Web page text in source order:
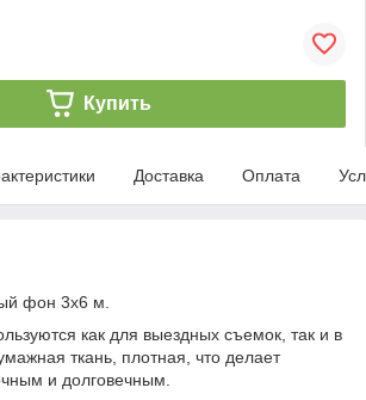
Купить
Доставка Оплата
фон 3х6 м.
как для выездных съемок, так и в
ткань, плотная, что делает
и долговечным.